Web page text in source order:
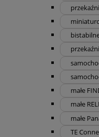
małe
małe
małe
TE